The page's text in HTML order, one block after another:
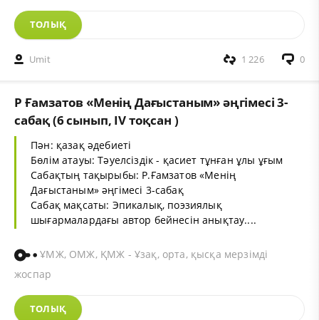
ТОЛЫҚ
Umit 0
1 226
Р Ғамзатов «Менің Дағыстаным» әңгімесі 3-
сабақ (6 сынып, IV тоқсан )
Пән: қазақ әдебиеті
Бөлім атауы: Тәуелсіздік - қасиет тұнған ұлы ұғым
Сабақтың тақырыбы: Р.Ғамзатов «Менің
Дағыстаным» әңгімесі 3-сабақ
Сабақ мақсаты: Эпикалық, поэзиялық
шығармалардағы автор бейнесін анықтау....
ҰМЖ, ОМЖ, ҚМЖ - Ұзақ, орта, қысқа мерзімді
жоспар
ТОЛЫҚ